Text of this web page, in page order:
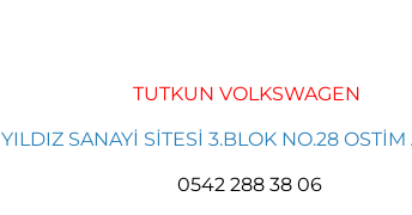
TUTKUN VOLKSWAGEN
YILDIZ SANAYİ SİTESİ 3.BLOK NO.28
0542 288 38 06